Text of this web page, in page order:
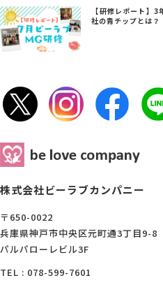
【研修レポート】
社の青チップとは？
株式会社ビーラブカンパニー
〒650-0022
兵庫県神戸市中央区元町通3丁目9-8
パルパローレビル3F
TEL : 078-599-7601